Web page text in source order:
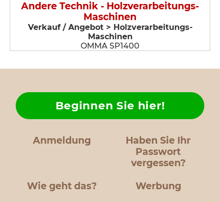
Andere Technik - Holzverarbeitungs-
Maschinen
Verkauf / Angebot > Holzverarbeitungs-
Maschinen
OMMA SP1400
Anmeldung
Haben Sie Ihr
Passwort
vergessen?
Wie geht das?
Beginnen Sie hier!
Werbung